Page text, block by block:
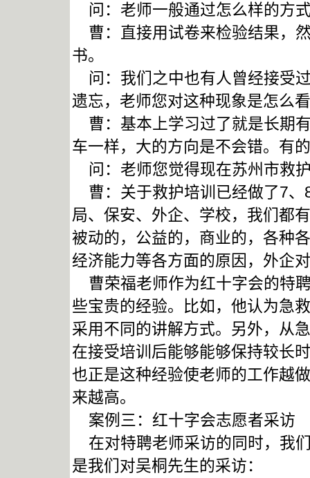
问：老师一般通过怎么样的方
曹：直接用试卷来检验结果，
书。
问：我们之中也有人曾经接受
遗忘，老师您对这种现象是怎么
曹：基本上学习过了就是长期
车一样，大的方向是不会错。有
问：老师您觉得现在苏州市救
曹：关于救护培训已经做了7、
局、保安、外企、学校，我们都
被动的，公益的，商业的，各种
经济能力等各方面的原因，外企
曹荣福老师作为红十字会的特
些宝贵的经验。比如，他认为急
采用不同的讲解方式。另外，从
在接受培训后能够能够保持较长
也正是这种经验使老师的工作越
来越高。
案例三：红十字会志愿者采访
在对特聘老师采访的同时，我
是我们对吴桐先生的采访：